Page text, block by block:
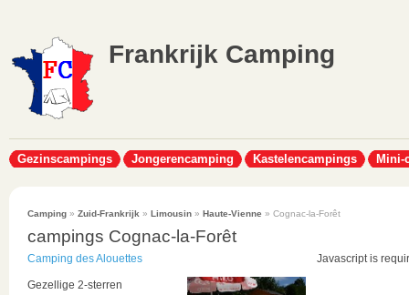
Frankrijk Camping
Gezinscampings Jongerencamping Kastelencampings Mini-
Camping » Zuid-Frankrijk » Limousin » Haute-Vienne » Cognac-la-Forêt
campings Cognac-la-Forêt
Camping des Alouettes
Gezellige 2-sterren
Javascript is